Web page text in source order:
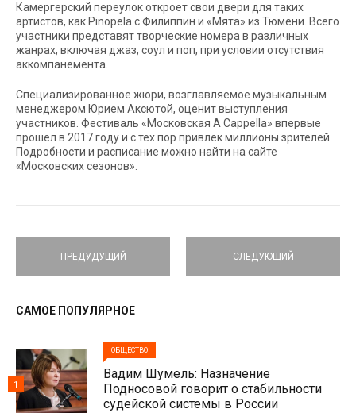
Камергерский переулок откроет свои двери для таких
артистов, как Pinopela с Филиппин и «Мята» из Тюмени. Всего
участники представят творческие номера в различных
жанрах, включая джаз, соул и поп, при условии отсутствия
аккомпанемента.
Специализированное жюри, возглавляемое музыкальным
менеджером Юрием Аксютой, оценит выступления
участников. Фестиваль «Московская A Cappella» впервые
прошел в 2017 году и с тех пор привлек миллионы зрителей.
Подробности и расписание можно найти на сайте
«Московских сезонов».
ПРЕДУДУЩИЙ СЛЕДУЮЩИЙ
САМОЕ ПОПУЛЯРНОЕ
ОБЩЕСТВО
Вадим Шумель: Назначение
Подносовой говорит о стабильности
судейской системы в России
1